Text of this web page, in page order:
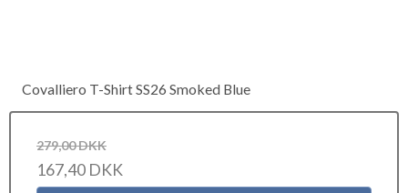
Covalliero T-Shirt SS26 Smoked Blue
279,00 DKK
167,40 DKK